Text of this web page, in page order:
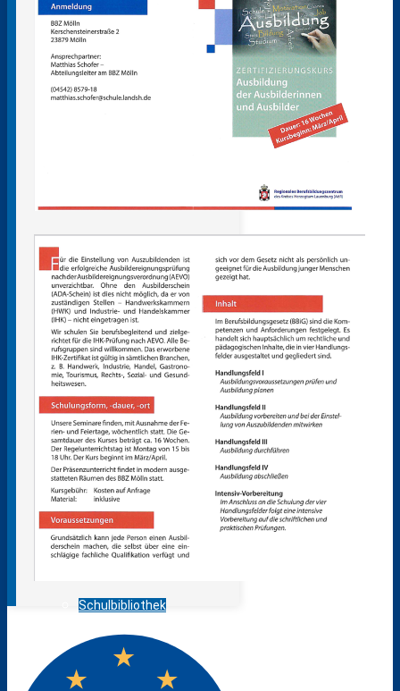
Evaluation Lehrkräfte
Klimarat
Kooperationen
Förderverein
Messen
Pressespiegel
Projekte / Veranstaltungen
Schulbibliothek
Standorte